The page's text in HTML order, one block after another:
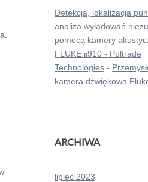
Detekcja, lokalizacja
analiza wyładowań
pomocą kamery
FLUKE ii910 - Poltrade
Technologies -
kamera dźwiękowa
ARCHIWA
lipiec 2023